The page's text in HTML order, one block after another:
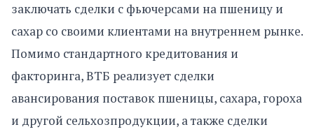
заключать сделки с фьючерсами на пшеницу и
сахар со своими клиентами на внутреннем рынке.
Помимо стандартного кредитования и
факторинга, ВТБ реализует сделки
авансирования поставок пшеницы, сахара, гороха
и другой сельхозпродукции, а также сделки